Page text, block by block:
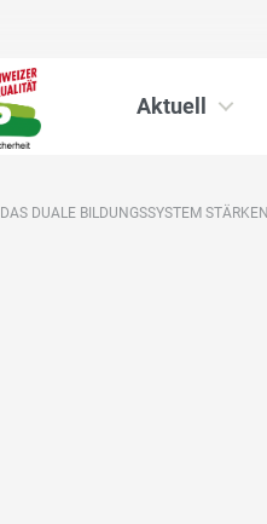
Aktuell
DAS DUALE BILDUNGSSYSTEM